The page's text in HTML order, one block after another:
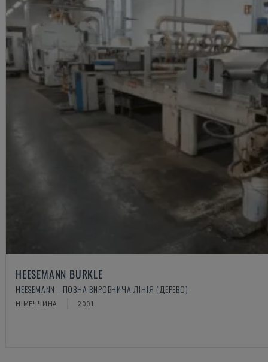
HEESEMANN BÜRKLE
HEESEMANN - ПОВНА ВИРОБНИЧА ЛІНІЯ (ДЕРЕВО)
НІМЕЧЧИНА 2001